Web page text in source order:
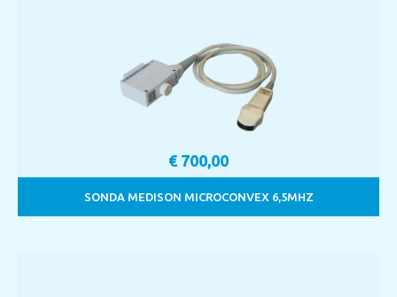
SONDA MEDISON MICROCONVEX 6,5MHZ
€ 700,00